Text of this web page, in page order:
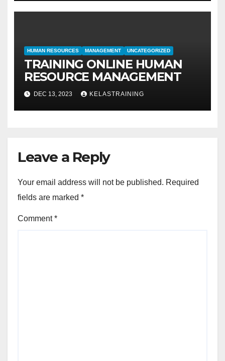
HUMAN RESOURCES MANAGEMENT UNCATEGORIZED
TRAINING ONLINE HUMAN
RESOURCE MANAGEMENT
DEC 13, 2023 KELASTRAINING
Leave a Reply
Your email address will not be published. Required
fields are marked *
Comment*